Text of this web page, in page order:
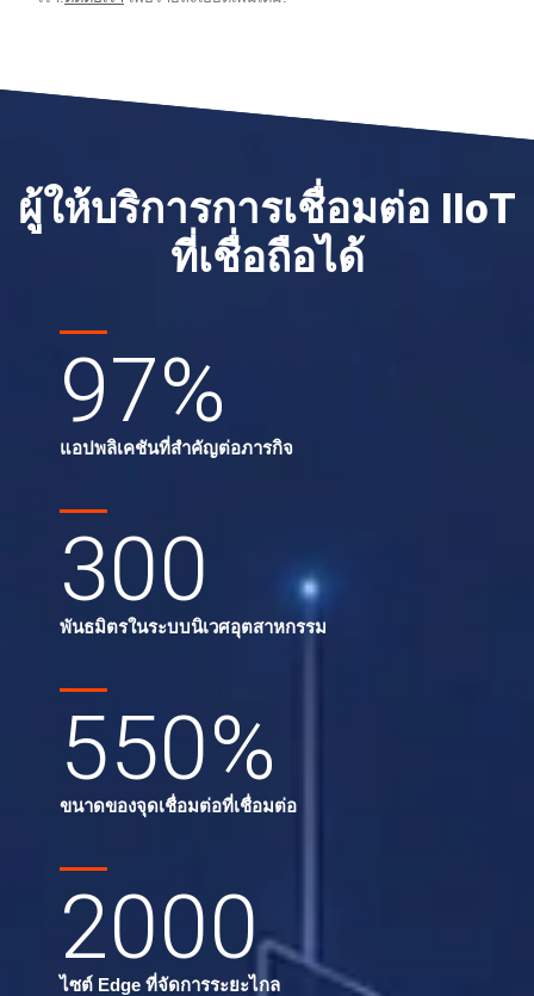
ผู้ให้บริการการเชื่อมต่อ IIoT
ที่เชื่อถือได้
97%
แอปพลิเคชันที่สำคัญต่อภารกิจ
300
พันธมิตรในระบบนิเวศอุตสาหกรรม
550%
ขนาดของจุดเชื่อมต่อที่เชื่อมต่อ
2000
ไซต์ Edge ที่จัดการระยะไกล